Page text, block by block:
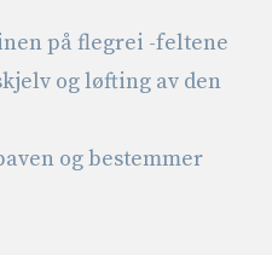
på flegrei -feltene
og løfting av den
og bestemmer